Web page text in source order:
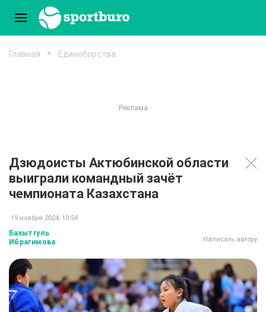
Главная Единоборства
Дзюдоисты Актюбинской области
выиграли командный зачёт
чемпионата Казахстана
19 ноября 2024, 10:54
Бахытгуль
Ибрагимова
Написать автору